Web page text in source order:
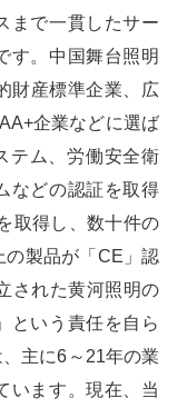
まで一貫したサー
す。中国舞台照明
財産標準企業、広
企業などに選ば
テム、労働安全衛
などの認証を取得
取得し、数十件の
の製品が「CE」認
された黄河照明の
という責任を自ら
主に6～21年の業
います。現在、当